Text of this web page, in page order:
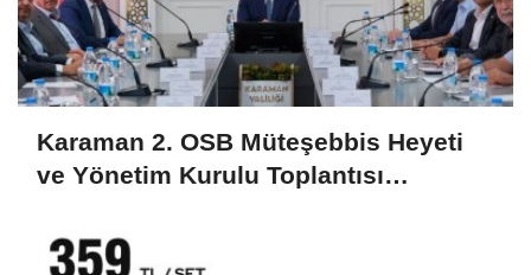
Karaman 2. OSB Müteşebbis Heyeti
ve Yönetim Kurulu Toplantısı